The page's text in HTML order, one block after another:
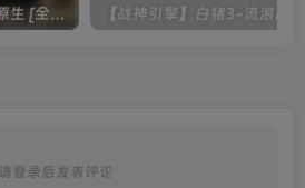
【战神引擎】免授权-原生 [全屏自动拾取] 插件 + 配置教程（更新修复版，具体自测）
请登录后发表评论